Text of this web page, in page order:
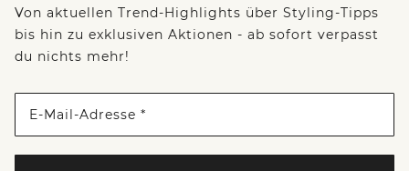
Von aktuellen Trend-Highlights über Styling-Tipps
bis hin zu exklusiven Aktionen - ab sofort verpasst
du nichts mehr!
E-Mail-Adresse *